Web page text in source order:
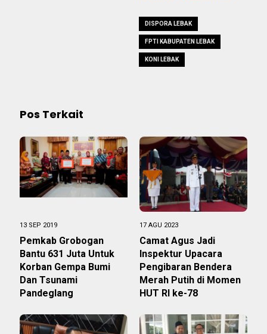
DISPORA LEBAK
FPTI KABUPATEN LEBAK
KONI LEBAK
Pos Terkait
13 SEP 2019
Pemkab Grobogan
Bantu 631 Juta Untuk
Korban Gempa Bumi
Dan Tsunami
Pandeglang
17 AGU 2023
Camat Agus Jadi
Inspektur Upacara
Pengibaran Bendera
Merah Putih di Momen
HUT RI ke-78